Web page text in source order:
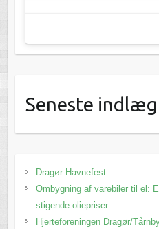
Seneste indlæg
Dragør Havnefest
Ombygning af varebiler til el:
stigende oliepriser
Hjerteforeningen Dragør/